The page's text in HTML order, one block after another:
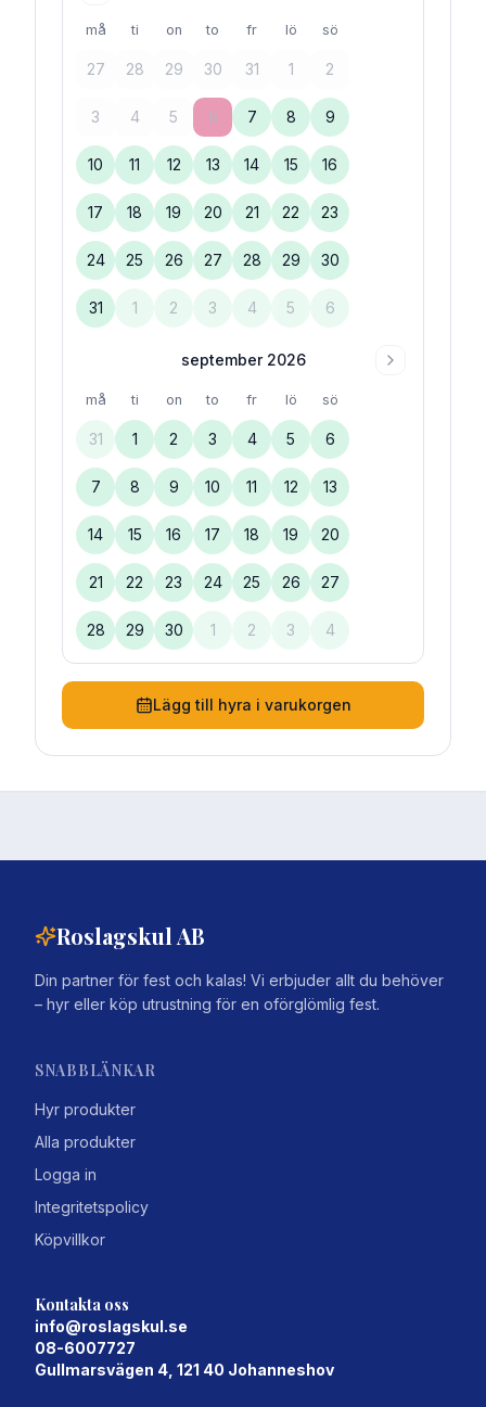
må ti on to fr lö sö
27 28 29 30 31 1 2
3 4 5 6 7 8 9
10 11 12 13 14 15 16
17 18 19 20 21 22 23
24 25 26 27 28 29 30
31 1 2 3 4 5 6
september 2026
må ti on to fr lö sö
31 1 2 3 4 5 6
7 8 9 10 11 12 13
14 15 16 17 18 19 20
21 22 23 24 25 26 27
28 29 30 1 2 3 4
Lägg till hyra i varukorgen
Roslagskul AB
Din partner för fest och kalas! Vi erbjuder allt du behöver
– hyr eller köp utrustning för en oförglömlig fest.
SNABBLÄNKAR
Hyr produkter
Alla produkter
Logga in
Integritetspolicy
Köpvillkor
Kontakta oss
info@roslagskul.se
08-6007727
Gullmarsvägen 4, 121 40 Johanneshov